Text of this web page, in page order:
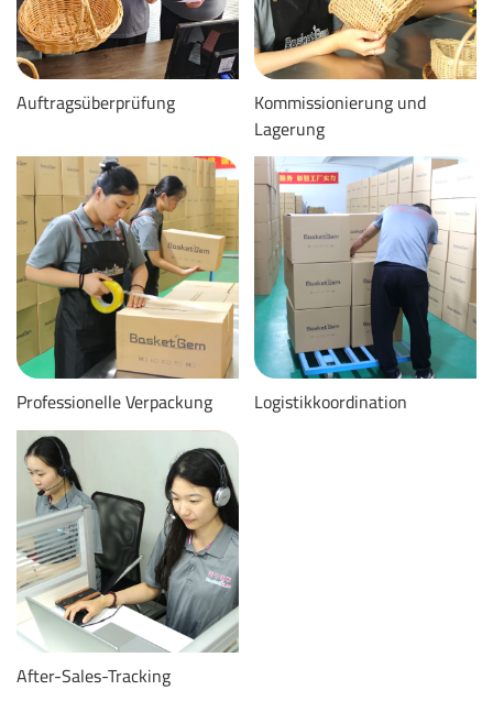
Auftragsüberprüfung
Kommissionierung und
Lagerung
Professionelle Verpackung Logistikkoordination
After-Sales-Tracking